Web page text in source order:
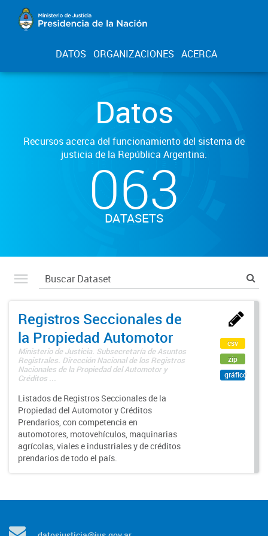
DATOS ORGANIZACIONES ACERCA
Datos
Recursos acerca del funcionamiento del sistema de
justicia de la República Argentina.
063
DATASETS
Registros Seccionales de
la Propiedad Automotor
Ministerio de Justicia. Subsecretaría de Asuntos
Registrales. Dirección Nacional de los Registros
Nacionales de la Propiedad del Automotor y
Créditos ...
Listados de Registros Seccionales de la
Propiedad del Automotor y Créditos
Prendarios, con competencia en
automotores, motovehículos, maquinarias
agrícolas, viales e industriales y de créditos
prendarios de todo el país.
csv
zip
gráfico